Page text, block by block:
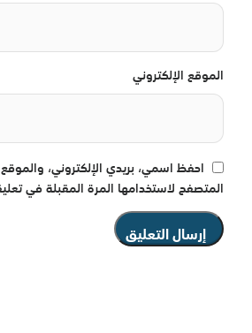
الموقع الإلكتروني
احفظ اسمي، بريدي الإلكتروني،
المتصفح لاستخدامها المرة المقبلة في